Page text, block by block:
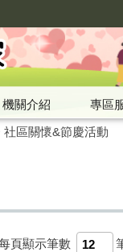
機關介紹 專區
社區關懷&節慶活動
頁顯示筆數